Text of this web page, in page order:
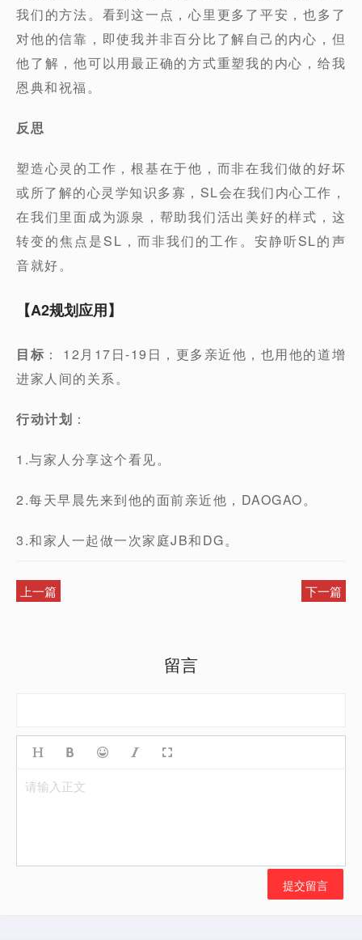
我们的方法。看到这一点，心里更多了平安，也多了
对他的信靠，即使我并非百分比了解自己的内心，但
他了解，他可以用最正确的方式重塑我的内心，给我
恩典和祝福。
反思
塑造心灵的工作，根基在于他，而非在我们做的好坏
或所了解的心灵学知识多寡，SL会在我们内心工作，
在我们里面成为源泉，帮助我们活出美好的样式，这
转变的焦点是SL，而非我们的工作。安静听SL的声
音就好。
【A2规划应用】
目标 ： 12月17日-19日，更多亲近他，也用他的道增
进家人间的关系。
行动计划 ：
1.与家人分享这个看见。
2.每天早晨先来到他的面前亲近他，DAOGAO。
3.和家人一起做一次家庭JB和DG。
上一篇 下一篇
留言
请输入正文
提交留言